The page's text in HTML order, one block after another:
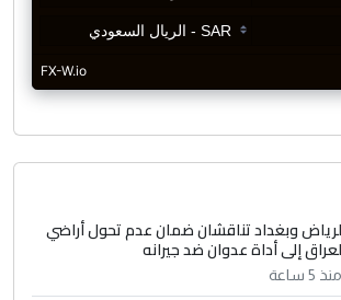
وبغداد تناقشان ضمان عدم تحول أراضي
إلى أداة عدوان ضد جيرانه
منذ 5 ساعة